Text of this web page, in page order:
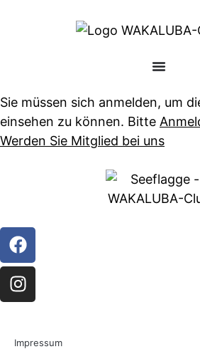
Sie müssen sich anmelden, um
einsehen zu können. Bitte
Werden Sie Mitglied bei uns
Impressum